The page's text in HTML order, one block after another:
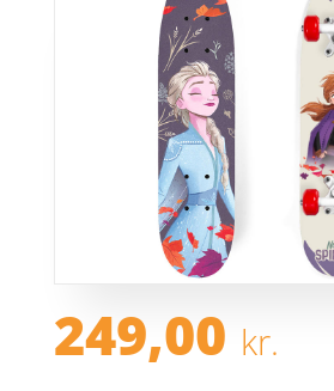
249,00 kr.